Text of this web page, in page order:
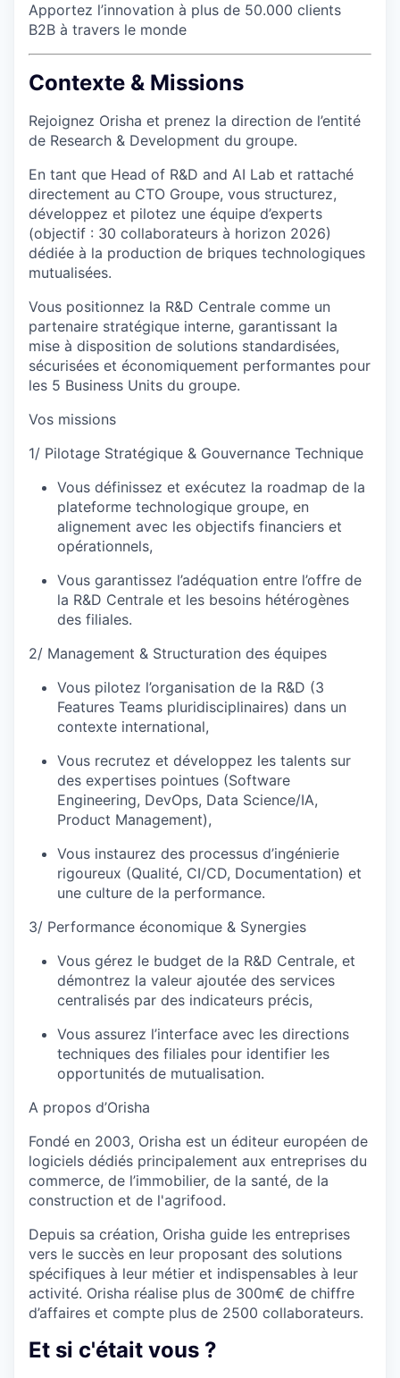
Apportez l’innovation à plus de 50.000 clients
B2B à travers le monde
Contexte & Missions
Rejoignez Orisha et prenez la direction de l’entité
de Research & Development du groupe.
En tant que Head of R&D and AI Lab et rattaché
directement au CTO Groupe, vous structurez,
développez et pilotez une équipe d’experts
(objectif : 30 collaborateurs à horizon 2026)
dédiée à la production de briques technologiques
mutualisées.
Vous positionnez la R&D Centrale comme un
partenaire stratégique interne, garantissant la
mise à disposition de solutions standardisées,
sécurisées et économiquement performantes pour
les 5 Business Units du groupe.
Vos missions
1/ Pilotage Stratégique & Gouvernance Technique
Vous définissez et exécutez la roadmap de la
plateforme technologique groupe, en
alignement avec les objectifs financiers et
opérationnels,
Vous garantissez l’adéquation entre l’offre de
la R&D Centrale et les besoins hétérogènes
des filiales.
2/ Management & Structuration des équipes
Vous pilotez l’organisation de la R&D (3
Features Teams pluridisciplinaires) dans un
contexte international,
Vous recrutez et développez les talents sur
des expertises pointues (Software
Engineering, DevOps, Data Science/IA,
Product Management),
Vous instaurez des processus d’ingénierie
rigoureux (Qualité, CI/CD, Documentation) et
une culture de la performance.
3/ Performance économique & Synergies
Vous gérez le budget de la R&D Centrale, et
démontrez la valeur ajoutée des services
centralisés par des indicateurs précis,
Vous assurez l’interface avec les directions
techniques des filiales pour identifier les
opportunités de mutualisation.
A propos d’Orisha
Fondé en 2003, Orisha est un éditeur européen de
logiciels dédiés principalement aux entreprises du
commerce, de l’immobilier, de la santé, de la
construction et de l'agrifood.
Depuis sa création, Orisha guide les entreprises
vers le succès en leur proposant des solutions
spécifiques à leur métier et indispensables à leur
activité. Orisha réalise plus de 300m€ de chiffre
d’affaires et compte plus de 2500 collaborateurs.
Et si c'était vous ?